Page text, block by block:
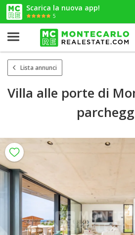
Scarica la nuova app!
5
Lista annunci
Villa alle porte di